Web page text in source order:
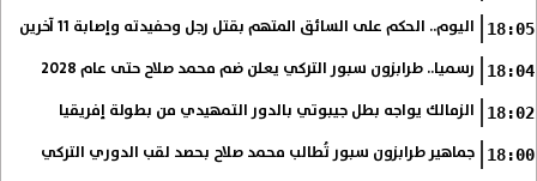
18:05 اليوم.. الحكم على السائق المتهم بقتل رجل وحفيدته وإصابة 11 آخرين
18:04 رسميا.. طرابزون سبور التركي يعلن ضم محمد صلاح حتى عام 2028
18:02 الزمالك يواجه بطل جيبوتي بالدور التمهيدي من بطولة إفريقيا
18:00 جماهير طرابزون سبور تُطالب محمد صلاح بحصد لقب الدوري التركي